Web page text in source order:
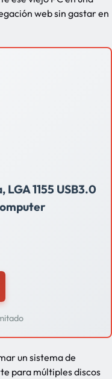
web sin gastar en
1155 USB3.0
un sistema de
para múltiples discos